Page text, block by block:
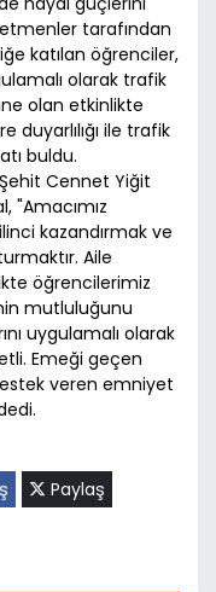
tarafından
katılan öğrenciler,
olarak trafik
olan etkinlikte
ile trafik
buldu.
Cennet Yiğit
"Amacımız
kazandırmak ve
Aile
öğrencilerimiz
mutluluğunu
uygulamalı olarak
Emeği geçen
veren emniyet
Paylaş